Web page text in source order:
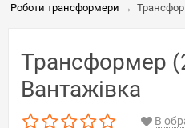
Роботи трансформери →
Трансформер
Вантажівка
В